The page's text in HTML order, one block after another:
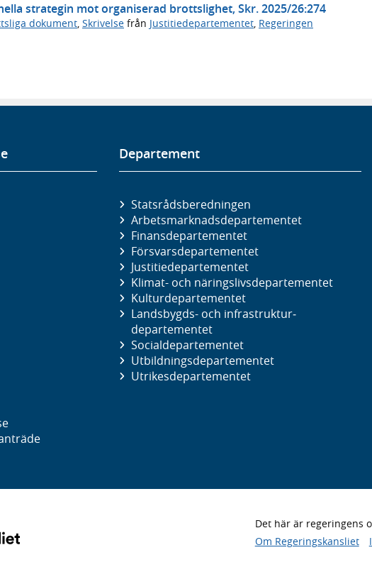
strategin mot organiserad brottslighet, Skr. 2025/26:274
dokument, Skrivelse från Justitiedepartementet, Regeringen
Departement
Statsrådsberedningen
Arbetsmarknads­departementet
Finans­departementet
Försvars­departementet
Justitie­departementet
Klimat- och näringslivs­departementet
Kultur­departementet
Landsbygds- och infrastruktur­
departementet
Social­departementet
Utbildnings­departementet
Utrikes­departementet
Det här är regeringens
Om Regeringskansliet